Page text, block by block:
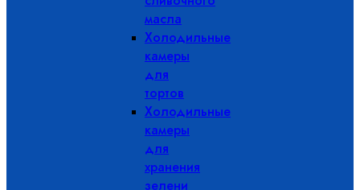
масла
Холодильные
камеры
для
тортов
Холодильные
камеры
для
хранения
зелени